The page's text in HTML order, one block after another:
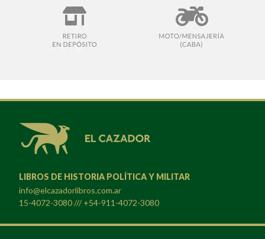
LIBROS DE HISTORIA POLÍTICA Y MILITAR
info@elcazadorlibros.com.ar
15-4072-3080 /// +54-911-4072-3080